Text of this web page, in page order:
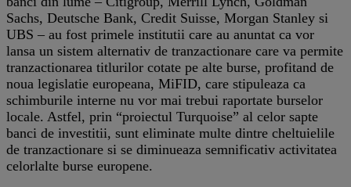
Sachs, Deutsche Bank, Credit Suisse, Morgan Stanley si
UBS – au fost primele institutii care au anuntat ca vor
lansa un sistem alternativ de tranzactionare care va permite
tranzactionarea titlurilor cotate pe alte burse, profitand de
noua legislatie europeana, MiFID, care stipuleaza ca
schimburile interne nu vor mai trebui raportate burselor
locale. Astfel, prin “proiectul Turquoise” al celor sapte
banci de investitii, sunt eliminate multe dintre cheltuielile
de tranzactionare si se diminueaza semnificativ activitatea
celorlalte burse europene.